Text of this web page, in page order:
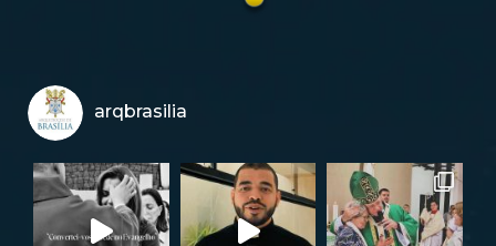
arqbrasilia